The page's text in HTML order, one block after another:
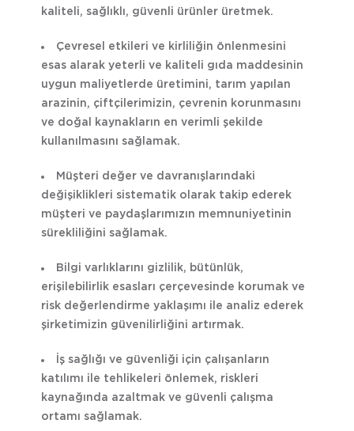
kaliteli, sağlıklı, güvenli ürünler üretmek.
Çevresel etkileri ve kirliliğin önlenmesini
esas alarak yeterli ve kaliteli gıda maddesinin
uygun maliyetlerde üretimini, tarım yapılan
arazinin, çiftçilerimizin, çevrenin korunmasını
ve doğal kaynakların en verimli şekilde
kullanılmasını sağlamak.
Müşteri değer ve davranışlarındaki
değişiklikleri sistematik olarak takip ederek
müşteri ve paydaşlarımızın memnuniyetinin
sürekliliğini sağlamak.
Bilgi varlıklarını gizlilik, bütünlük,
erişilebilirlik esasları çerçevesinde korumak ve
risk değerlendirme yaklaşımı ile analiz ederek
şirketimizin güvenilirliğini artırmak.
İş sağlığı ve güvenliği için çalışanların
katılımı ile tehlikeleri önlemek, riskleri
kaynağında azaltmak ve güvenli çalışma
ortamı sağlamak.